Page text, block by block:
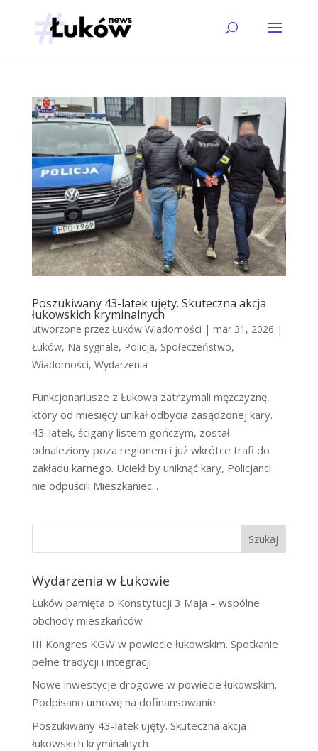
Poszukiwany 43-latek ujęty. Skuteczna akcja
łukowskich kryminalnych
utworzone przez Łuków Wiadomości | mar 31, 2026 |
Łuków, Na sygnale, Policja, Społeczeństwo,
Wiadomości, Wydarzenia
Funkcjonariusze z Łukowa zatrzymali mężczyznę,
który od miesięcy unikał odbycia zasądzonej kary.
43-latek, ścigany listem gończym, został
odnaleziony poza regionem i już wkrótce trafi do
zakładu karnego. Uciekł by uniknąć kary, Policjanci
nie odpuścili Mieszkaniec...
Szukaj
Wydarzenia w Łukowie
Łuków pamięta o Konstytucji 3 Maja – wspólne
obchody mieszkańców
III Kongres KGW w powiecie łukowskim. Spotkanie
pełne tradycji i integracji
Nowe inwestycje drogowe w powiecie łukowskim.
Podpisano umowę na dofinansowanie
Poszukiwany 43-latek ujęty. Skuteczna akcja
łukowskich kryminalnych